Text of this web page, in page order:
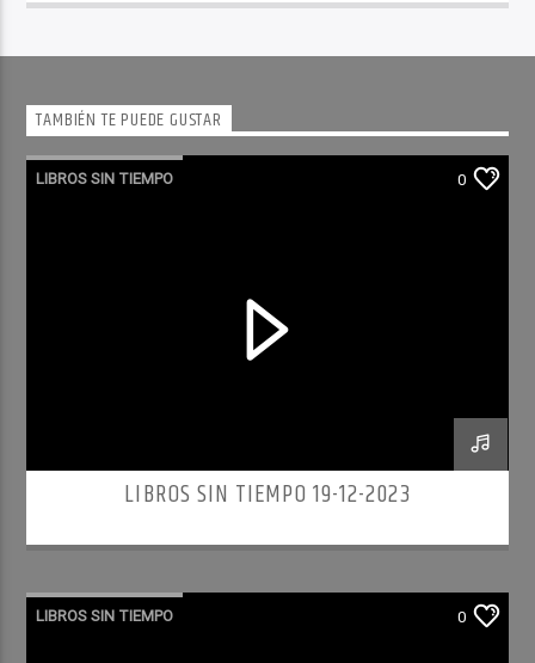
TAMBIÉN TE PUEDE GUSTAR
LIBROS SIN TIEMPO 0
LIBROS SIN TIEMPO 19-12-2023
LIBROS SIN TIEMPO 0